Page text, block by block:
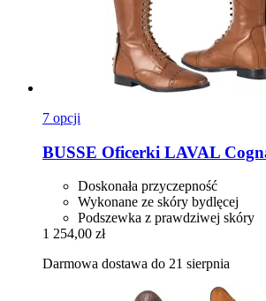
7 opcji
BUSSE Oficerki LAVAL
Doskonała przyczepność
Wykonane ze skóry bydlęcej
Podszewka z prawdziwej skóry
1 254,00 zł
Darmowa dostawa do 21 sierpnia